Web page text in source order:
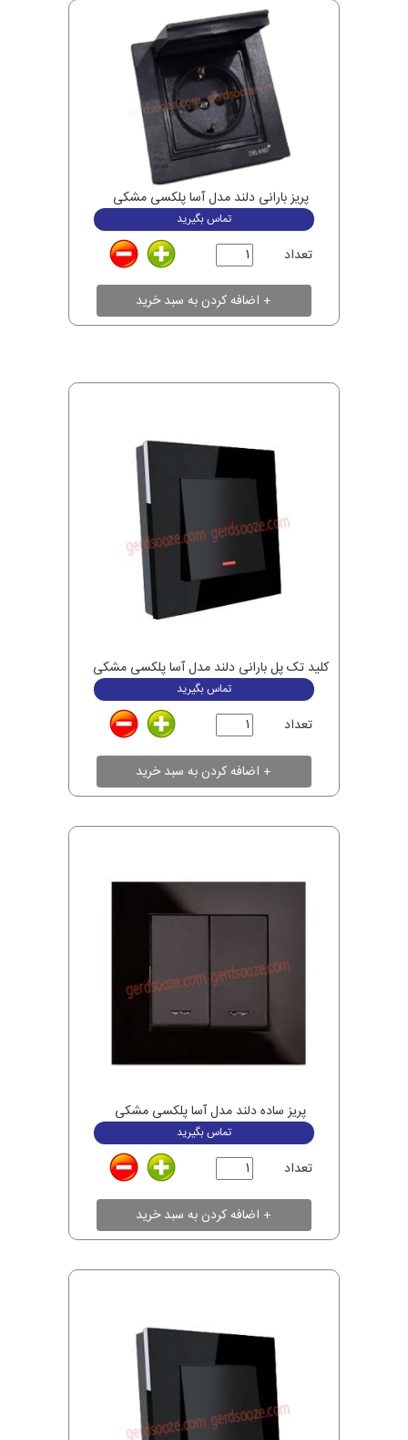
پریز بارانی دلند مدل آسا پلکسی مشکی
تماس بگیرید
تعداد
کلید تک پل بارانی دلند مدل آسا پلکسی مشکی
تماس بگیرید
تعداد
پریز ساده دلند مدل آسا پلکسی مشکی
تماس بگیرید
تعداد